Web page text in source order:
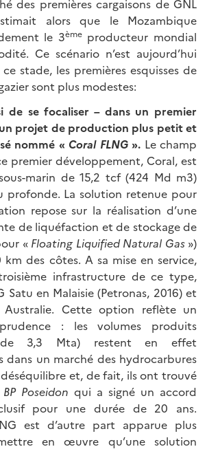
des premières cargaisons de GNL
alors que le Mozambique
le 3èmeproducteur mondial
Ce scénario n’est aujourd’hui
stade, les premières esquisses de
sont plus modestes:
de se focaliser – dans un premier
projet de production plus petit et
nommé « Coral FLNG». Le champ
premier développement, Coral, est
marin de 15,2 tcf (424 Md m3)
profonde. La solution retenue pour
repose sur la réalisation d’une
de liquéfaction et de stockage de
« Floating Liquified Natural Gas»)
km des côtes. A sa mise en service,
infrastructure de ce type,
Satu en Malaisie (Petronas, 2016) et
Australie. Cette option reflète un
: les volumes produits
de 3,3 Mta) restent en effet
dans un marché des hydrocarbures
et, de fait, ils ont trouvé
BP Poseidon qui a signé un accord
pour une durée de 20 ans.
est d’autre part apparue plus
en œuvre qu’une solution